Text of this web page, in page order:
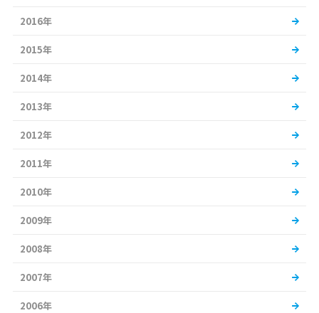
2016年
2015年
2014年
2013年
2012年
2011年
2010年
2009年
2008年
2007年
2006年